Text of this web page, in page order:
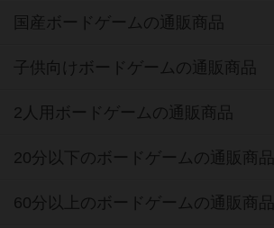
国産ボードゲームの通販商品
子供向けボードゲームの通販商品
2人用ボードゲームの通販商品
20分以下のボードゲームの通販商品
60分以上のボードゲームの通販商品